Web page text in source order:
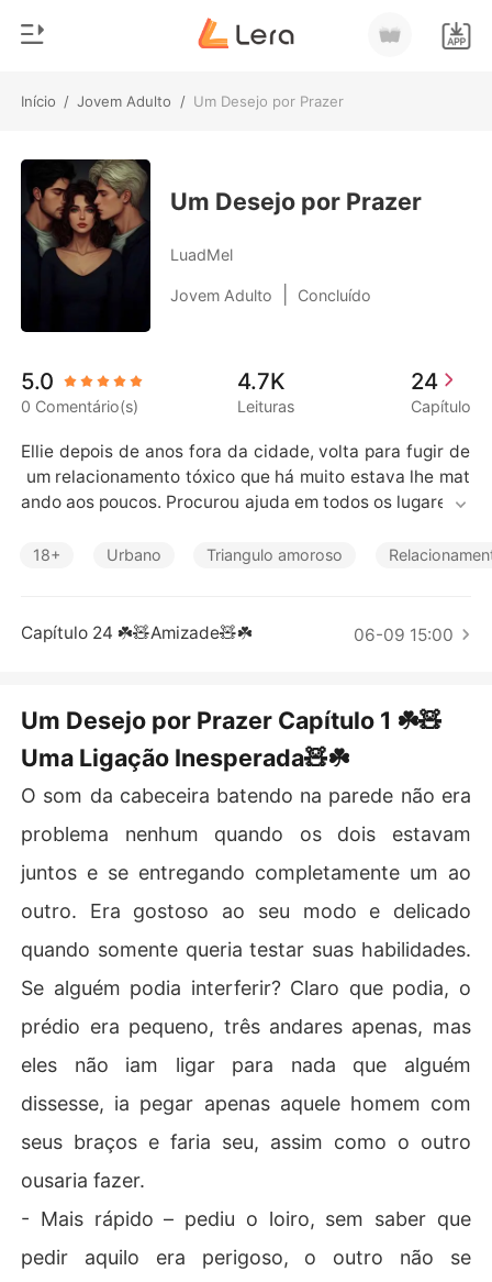
Início / Jovem Adulto / Um Desejo por Prazer
Loja
Histórico
Baixar App
Gênero
Moderno
Lobisomem
Bilionários
Contos Curtos
Um Desejo por Prazer
LuadMel
Jovem Adulto Concluído
5.0
0 Comentário(s)
4.7K
Leituras
24
Capítulo
Ellie depois de anos fora da cidade, volta para fugir de
um relacionamento tóxico que há muito estava lhe mat
ando aos poucos. Procurou ajuda em todos os lugares a
moradia em seu apartamento, descobrindo que o garot
a vida.
a relação, mas quando nutrimos um desejo por uma pes
soa, ou duas, ou três, ele jamais deve ser escondido, nã
o importa o quanto isso pareça incorreto, enquanto eles
ar errado.
18+ Urbano Triangulo amoroso
Capítulo 24 ☘️🧸Amizade🧸☘️ 06-09 15:00
Um Desejo por Prazer Capítulo 1 ☘️🧸
Uma Ligação Inesperada🧸☘️
O som da cabeceira batendo na parede não era
problema nenhum quando os dois estavam
juntos e se entregando completamente um ao
outro. Era gostoso ao seu modo e delicado
quando somente queria testar suas habilidades.
Se alguém podia interferir? Claro que podia, o
prédio era pequeno, três andares apenas, mas
eles não iam ligar para nada que alguém
dissesse, ia pegar apenas aquele homem com
seus braços e faria seu, assim como o outro
ousaria fazer.
- Mais rápido – pediu o loiro, sem saber que
pedir aquilo era perigoso, o outro não se